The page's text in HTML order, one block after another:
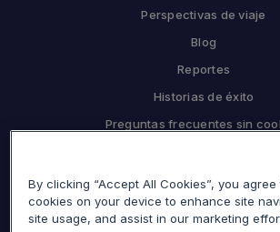
Perspectivas de viaje
Blog
Reportes
Historias de éxito
Preguntas frecuentes sin
Por qué Sojern
By clicking “Accept All Cookies”, you
cookies on your device to enhance site
site usage, and assist in our marketing